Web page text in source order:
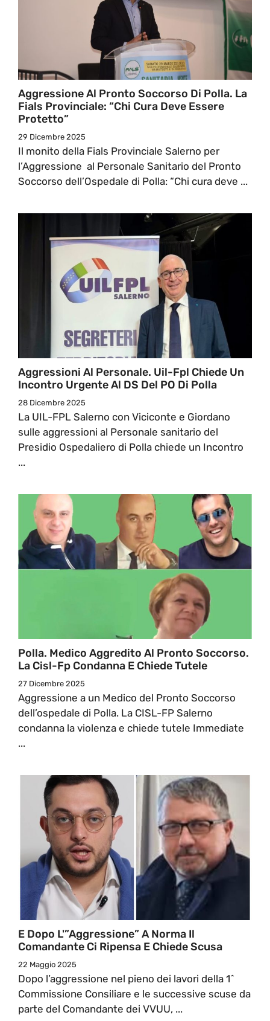
Aggressione Al Pronto Soccorso Di Polla. La
Fials Provinciale: “Chi Cura Deve Essere
Protetto”
29 Dicembre 2025
Il monito della Fials Provinciale Salerno per
l’Aggressione al Personale Sanitario del Pronto
Soccorso dell’Ospedale di Polla: “Chi cura deve ...
Aggressioni Al Personale. Uil-Fpl Chiede Un
Incontro Urgente Al DS Del PO Di Polla
28 Dicembre 2025
La UIL-FPL Salerno con Viciconte e Giordano
sulle aggressioni al Personale sanitario del
Presidio Ospedaliero di Polla chiede un Incontro
...
Polla. Medico Aggredito Al Pronto Soccorso.
La Cisl-Fp Condanna E Chiede Tutele
27 Dicembre 2025
Aggressione a un Medico del Pronto Soccorso
dell’ospedale di Polla. La CISL-FP Salerno
condanna la violenza e chiede tutele Immediate
...
E Dopo L'”aggressione” A Norma Il
Comandante Ci Ripensa E Chiede Scusa
22 Maggio 2025
Dopo l’aggressione nel pieno dei lavori della 1^
Commissione Consiliare e le successive scuse da
parte del Comandante dei VVUU, ...